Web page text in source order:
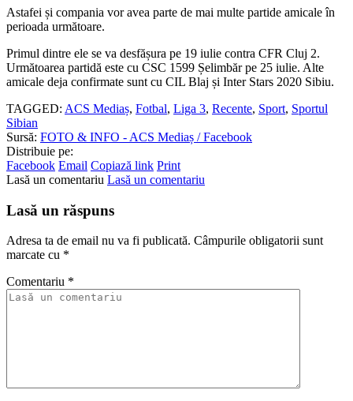
Astafei și compania vor avea parte de mai multe partide amicale în
perioada următoare.
Primul dintre ele se va desfășura pe 19 iulie contra CFR Cluj 2.
Următoarea partidă este cu CSC 1599 Șelimbăr pe 25 iulie. Alte
amicale deja confirmate sunt cu CIL Blaj și Inter Stars 2020 Sibiu.
TAGGED: ACS Mediaș, Fotbal, Liga 3, Recente, Sport, Sportul
Sibian
Sursă: FOTO & INFO - ACS Mediaș / Facebook
Distribuie pe:
Facebook Email Copiază link Print
Lasă un comentariu Lasă un comentariu
Lasă un răspuns
Adresa ta de email nu va fi publicată. Câmpurile obligatorii sunt
marcate cu *
Comentariu *